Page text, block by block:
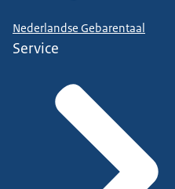
Nederlandse Gebarentaal
Service